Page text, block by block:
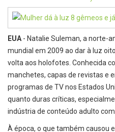
EUA - Natalie Suleman, a norte-
mundial em 2009 ao dar à luz
volta aos holofotes. Conhecida
manchetes, capas de revistas e
programas de TV nos Estados
quanto duras críticas,
indústria de conteúdo adulto
À época, o que também causou